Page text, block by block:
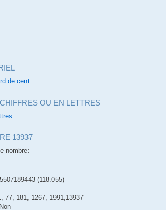
de cent
OU EN LETTRES
13937
nombre:
(118.055)
77, 181, 1267, 1991,13937